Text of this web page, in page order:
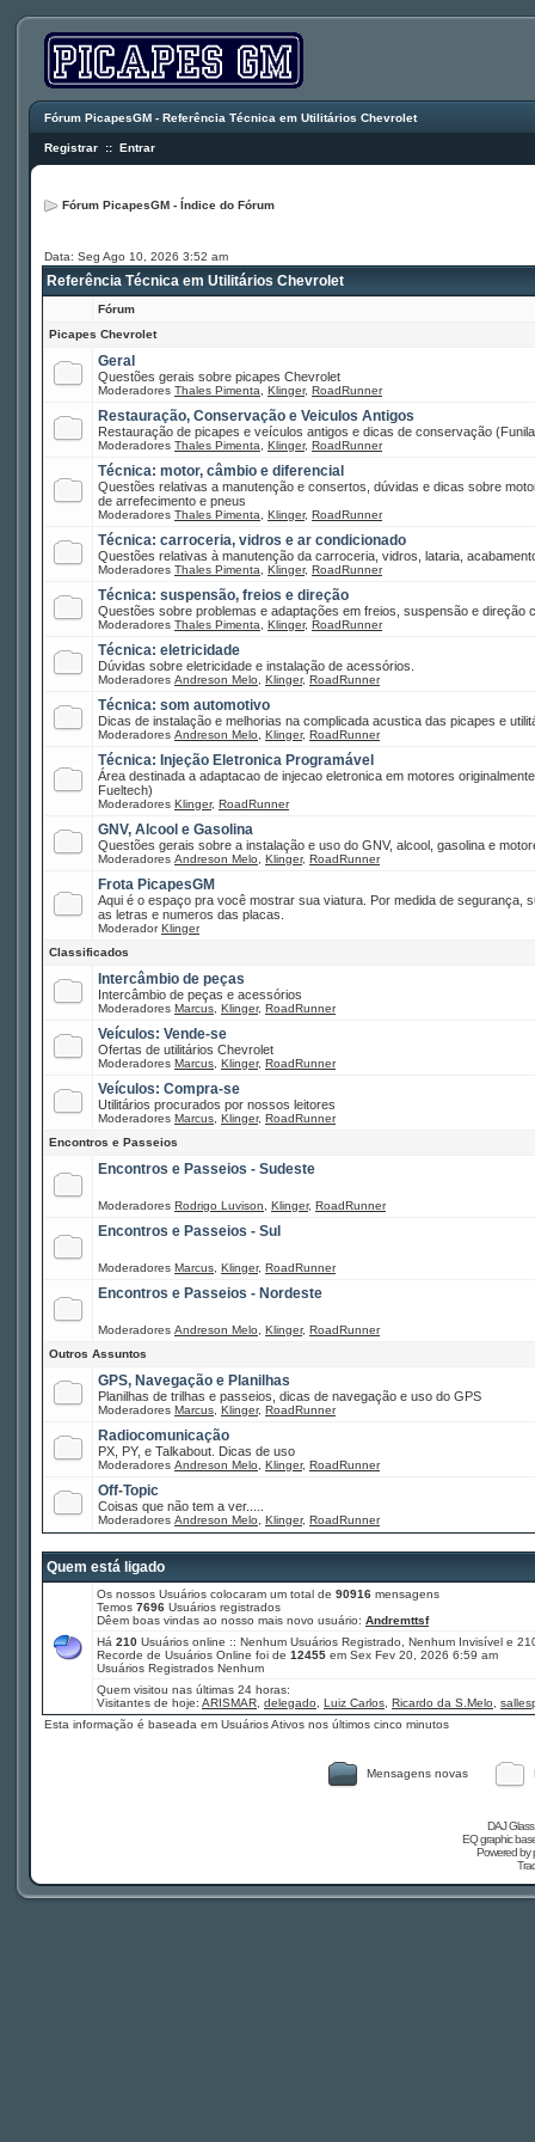
Fórum PicapesGM - Referência Técnica em Utilitários Chevrolet
Registrar :: Entrar
Fórum PicapesGM - Índice do Fórum
Data: Seg Ago 10, 2026 3:52 am
Referência Técnica em Utilitários Chevrolet
Fórum
Picapes Chevrolet
Geral
Questões gerais sobre picapes Chevrolet
Moderadores Thales Pimenta Klinger, RoadRunner
Restauração, Conservação e Veiculos Antigos
Restauração de picapes e veículos antigos e dicas de conservação
Moderadores Thales Pimenta Klinger, RoadRunner
Técnica: motor, câmbio e diferencial
Questões relativas a manutenção e consertos, dúvidas e dicas sobre
de arrefecimento e pneus
Moderadores Thales Pimenta Klinger, RoadRunner
Técnica: carroceria, vidros e ar condicionado
Questões relativas à manutenção da carroceria, vidros, lataria,
Moderadores Thales Pimenta Klinger, RoadRunner
Técnica: suspensão, freios e direção
Questões sobre problemas e adaptações em freios, suspensão e direção
Moderadores Thales Pimenta Klinger, RoadRunner
Técnica: eletricidade
Dúvidas sobre eletricidade e instalação de acessórios.
Moderadores Andreson Melo Klinger, RoadRunner
Técnica: som automotivo
Dicas de instalação e melhorias na complicada acustica das picapes e
Moderadores Andreson Melo Klinger, RoadRunner
Técnica: Injeção Eletronica Programável
Área destinada a adaptacao de injecao eletronica em motores
Fueltech)
Moderadores Klinger, RoadRunner
GNV, Alcool e Gasolina
Questões gerais sobre a instalação e uso do GNV, alcool, gasolina e
Moderadores Andreson Melo Klinger, RoadRunner
Frota PicapesGM
Aqui é o espaço pra você mostrar sua viatura. Por medida de segurança,
as letras e numeros das placas.
ModeradorKlinger
Classificados
Intercâmbio de peças
Intercâmbio de peças e acessórios
Moderadores Marcus Klinger, RoadRunner
Veículos: Vende-se
Ofertas de utilitários Chevrolet
Moderadores Marcus Klinger, RoadRunner
Veículos: Compra-se
Utilitários procurados por nossos leitores
Moderadores Marcus Klinger, RoadRunner
Encontros e Passeios
Encontros e Passeios - Sudeste
Moderadores Rodrigo Luvison Klinger, RoadRunner
Encontros e Passeios - Sul
Moderadores Marcus Klinger, RoadRunner
Encontros e Passeios - Nordeste
Moderadores Andreson Melo Klinger, RoadRunner
Outros Assuntos
GPS, Navegação e Planilhas
Planilhas de trilhas e passeios, dicas de navegação e uso do GPS
Moderadores Marcus Klinger, RoadRunner
Radiocomunicação
PX, PY, e Talkabout. Dicas de uso
Moderadores Andreson Melo Klinger, RoadRunner
Off-Topic
Coisas que não tem a ver.....
Moderadores Andreson Melo Klinger, RoadRunner
Quem está ligado
Os nossos Usuários colocaram um total de 90916 mensagens
Temos 7696 Usuários registrados
Dêem boas vindas ao nosso mais novo usuário: Andremttsf
Há 210 Usuários online :: Nenhum Usuários Registrado, Nenhum Invisível e
Recorde de Usuários Online foi de 12455 em Sex Fev 20, 2026 6:59 am
Usuários Registrados Nenhum
Quem visitou nas últimas 24 horas:
Visitantes de hoje: ARISMAR delegado Luiz Carlos Ricardo da S.Melo
Esta informação é baseada em Usuários Ativos nos últimos cinco minutos
Mensagens novas
DAJ
EQ graphic
Powered by